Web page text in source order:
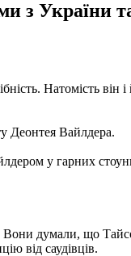
з України
Натомість
Деонтея Вайлдера.
у гарних
думали, що
від саудівців.